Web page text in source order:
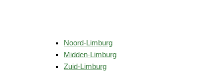
Noord-Limburg
Midden-Limburg
Zuid-Limburg